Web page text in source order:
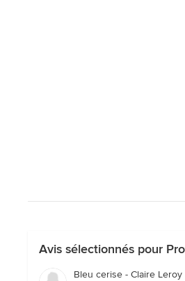
Avis sélectionnés pour
Bleu cerise - Claire Leroy